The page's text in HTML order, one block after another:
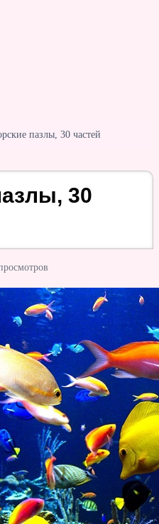
пазлы, 30 частей
30